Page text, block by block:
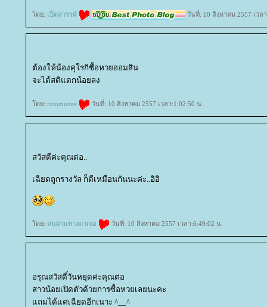
ดย: เป็ดสวรรค์ วันที่: 10 สิงหาคม 2557 เวล
ต้องให้น้องคุโรกิซื้อหวยออมสิน
จะได้สติแตกน้อยลง
ดย: rommunee วันที่: 10 สิงหาคม 2557 เวลา:1:02:50 น.
สวัสดีค่ะคุณต่อ..
เฉียดถูกรางวัล ก็ดีเหมือนกันนะค่ะ..อิอิ
ดย: คนผ่านทางมาเจอ วันที่: 10 สิงหาคม 2557 เวลา:6:49:02 น.
อรุณสวัสดิ์วันหยุดค่ะคุณต่อ
สาวน้อยเปิดตัวด้วยการซื้อหวยเลยนะคะ
ถมได้แค่เฉียดอีกเนาะ ^__^